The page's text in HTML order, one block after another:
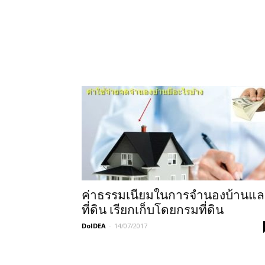
ค่าธรรมเนียมในการจำนองบ้านแ
ที่ดิน เรียกเก็บโดยกรมที่ดิน
DoIDEA - 14/07/2017